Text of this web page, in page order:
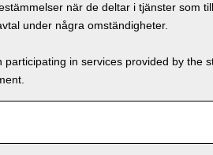
när de deltar i tjänster som
under några omständigheter.
in services provided by the